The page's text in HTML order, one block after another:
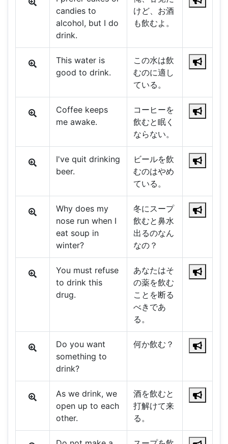
candies to
alcohol, but I do
drink.
けど、お酒
も飲むよ。
This water is
good to drink.
この水は飲
むのに適し
ている。
Coffee keeps
me awake.
コーヒーを
飲むと眠く
ならない。
I've quit drinking
beer.
ビールを飲
むのはやめ
ている。
Why does my
nose run when I
eat soup in
winter?
冬にスープ
飲むと鼻水
出るのなん
なの？
You must refuse
to drink this
drug.
あなたはそ
の薬を飲む
ことを断る
べきであ
る。
Do you want
something to
drink?
何か飲む？
As we drink, we
open up to each
other.
酒を飲むと
打解けて来
る。